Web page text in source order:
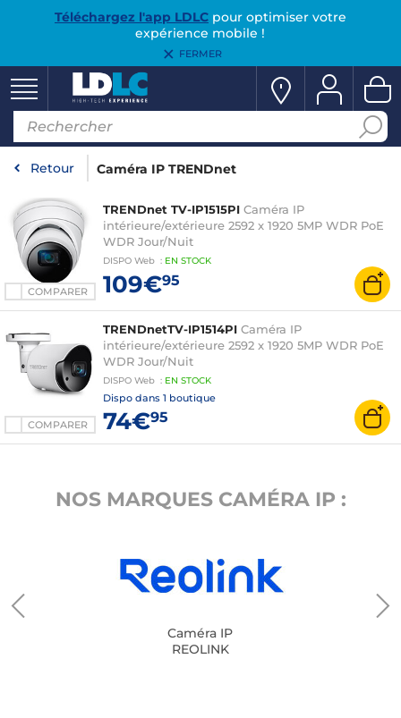
Téléchargez l'app LDLCpour optimiser votre
expérience mobile !
FERMER
Retour Caméra IP TRENDnet
COMPARER
TRENDnet TV-IP1515PI Caméra IP
intérieure/extérieure 2592 x 1920 5MP WDR PoE
WDR Jour/Nuit
DISPO Web : EN STOCK
109€95
COMPARER
TRENDnetTV-IP1514PI Caméra IP
intérieure/extérieure 2592 x 1920 5MP WDR PoE
WDR Jour/Nuit
DISPO Web : EN STOCK
Dispo dans 1 boutique
74€95
NOS MARQUES CAMÉRA IP :
Caméra IP
REOLINK